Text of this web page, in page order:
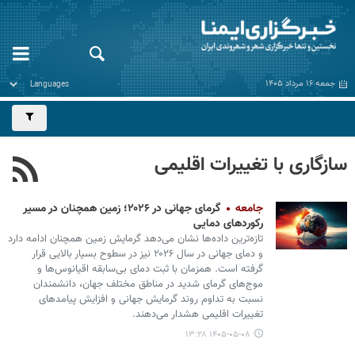
جمعه ۱۶ مرداد ۱۴۰۵
سازگاری با تغییرات اقلیمی
جامعه
گرمای جهانی در ۲۰۲۶؛ زمین همچنان در مسیر
رکوردهای دمایی
تازه‌ترین داده‌ها نشان می‌دهد گرمایش زمین همچنان ادامه دارد
و دمای جهانی در سال ۲۰۲۶ نیز در سطوح بسیار بالایی قرار
گرفته است. همزمان با ثبت دمای بی‌سابقه اقیانوس‌ها و
موج‌های گرمای شدید در مناطق مختلف جهان، دانشمندان
نسبت به تداوم روند گرمایش جهانی و افزایش پیامدهای
تغییرات اقلیمی هشدار می‌دهند.
۱۴۰۵-۰۵-۰۸ ۱۳:۲۸